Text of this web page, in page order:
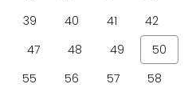
39 40 41
42
47 48 49
50
55 56 57 58